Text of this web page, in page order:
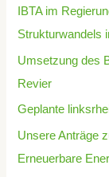
IBTA im
Strukturwandels
Umsetzung des
Revier
Geplante
Unsere Anträge
Erneuerbare